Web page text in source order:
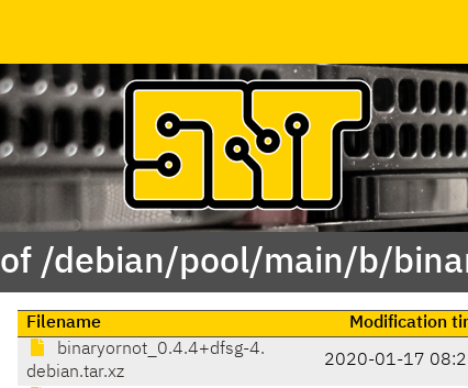
/debian/pool/main/b/
Filename Modification
binaryornot_0.4.4+dfsg-4.
debian.tar.xz
2020-01-17